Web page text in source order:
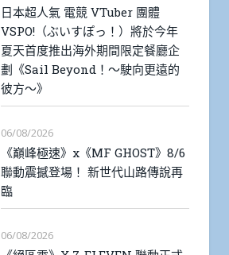
日本超人氣 電競 VTuber 團體
VSPO!（ぶいすぽっ！）將於今年
夏天首度推出海外期間限定餐廳企
劃《Sail Beyond！～駛向更遠的
彼方～》
06/08/2026
《巔峰極速》x《MF GHOST》8/6
聯動震撼登場！ 新世代山路傳說再
臨
06/08/2026